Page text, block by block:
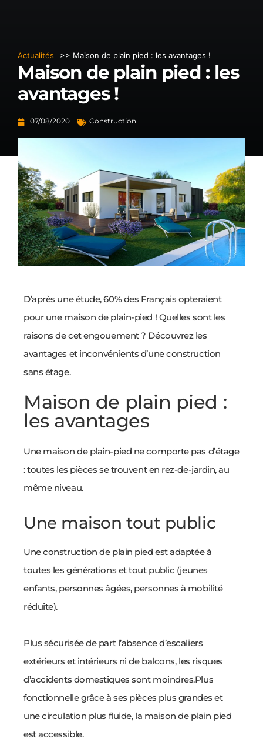
Actualités >> Maison de plain pied : les avantages !
Maison de plain pied : les
avantages !
07/08/2020 Construction
D’après une étude, 60% des Français opteraient
pour une maison de plain-pied ! Quelles sont les
raisons de cet engouement ? Découvrez les
avantages et inconvénients d’une construction
sans étage.
Maison de plain pied :
les avantages
Une maison de plain-pied ne comporte pas d’étage
: toutes les pièces se trouvent en rez-de-jardin, au
même niveau.
Une maison tout public
Une construction de plain pied est adaptée à
toutes les générations et tout public (jeunes
enfants, personnes âgées, personnes à mobilité
réduite).
Plus sécurisée de part l’absence d’escaliers
extérieurs et intérieurs ni de balcons, les risques
d’accidents domestiques sont moindres.Plus
fonctionnelle grâce à ses pièces plus grandes et
une circulation plus fluide, la maison de plain pied
est accessible.